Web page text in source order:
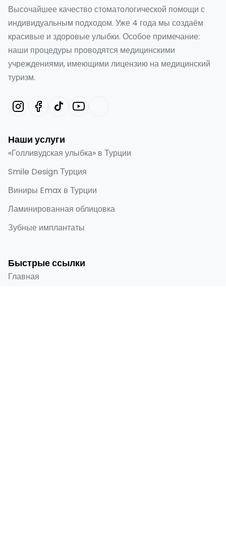
Высочайшее качество стоматологической помощи с
индивидуальным подходом. Уже 4 года мы создаём
красивые и здоровые улыбки. Особое примечание:
наши процедуры проводятся медицинскими
учреждениями, имеющими лицензию на медицинский
туризм.
Наши услуги
«Голливудская улыбка» в Турции
Smile Design Турция
Виниры Emax в Турции
Ламинированная облицовка
Зубные имплантаты
Быстрые ссылки
Главная